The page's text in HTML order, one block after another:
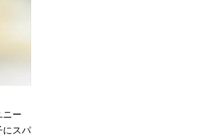
ー
にスパ